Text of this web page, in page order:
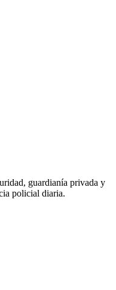
guardianía privada y
policial diaria.